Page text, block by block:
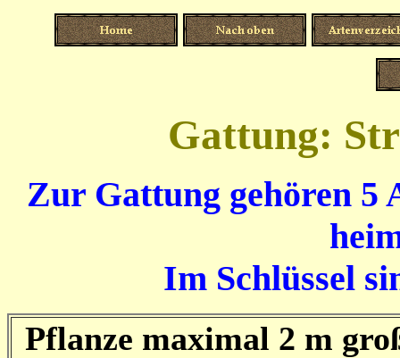
Gattung:
Zur Gattung gehören 5
Im Schlüssel
Pflanze maximal 2 m